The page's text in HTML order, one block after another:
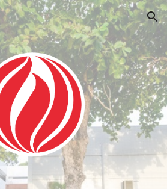
Skip to navigation